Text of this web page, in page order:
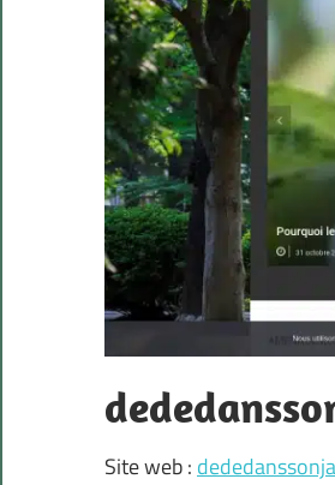
Site web :